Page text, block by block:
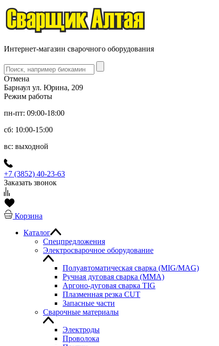
Интернет-магазин сварочного оборудования
Отмена
Барнаул ул. Юрина, 209
Режим работы
пн-пт: 09:00-18:00
сб: 10:00-15:00
вс: выходной
+7 (3852) 40-23-63
Заказать звонок
Корзина
Каталог
Спецпредложения
Электросварочное оборудование
Полуавтоматическая сварка (MIG/MAG)
Ручная дуговая сварка (MMA)
Аргоно-дуговая сварка TIG
Плазменная резка CUT
Запасные части
Сварочные материалы
Электроды
Проволока